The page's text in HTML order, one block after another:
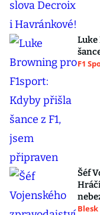
Luke
F1
Šéf